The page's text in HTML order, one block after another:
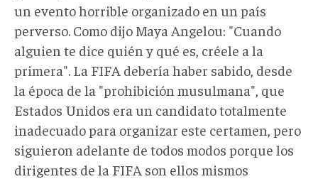
un evento horrible organizado en un país
perverso. Como dijo Maya Angelou: "Cuando
alguien te dice quién y qué es, créele a la
primera". La FIFA debería haber sabido, desde
la época de la "prohibición musulmana", que
Estados Unidos era un candidato totalmente
inadecuado para organizar este certamen, pero
siguieron adelante de todos modos porque los
dirigentes de la FIFA son ellos mismos